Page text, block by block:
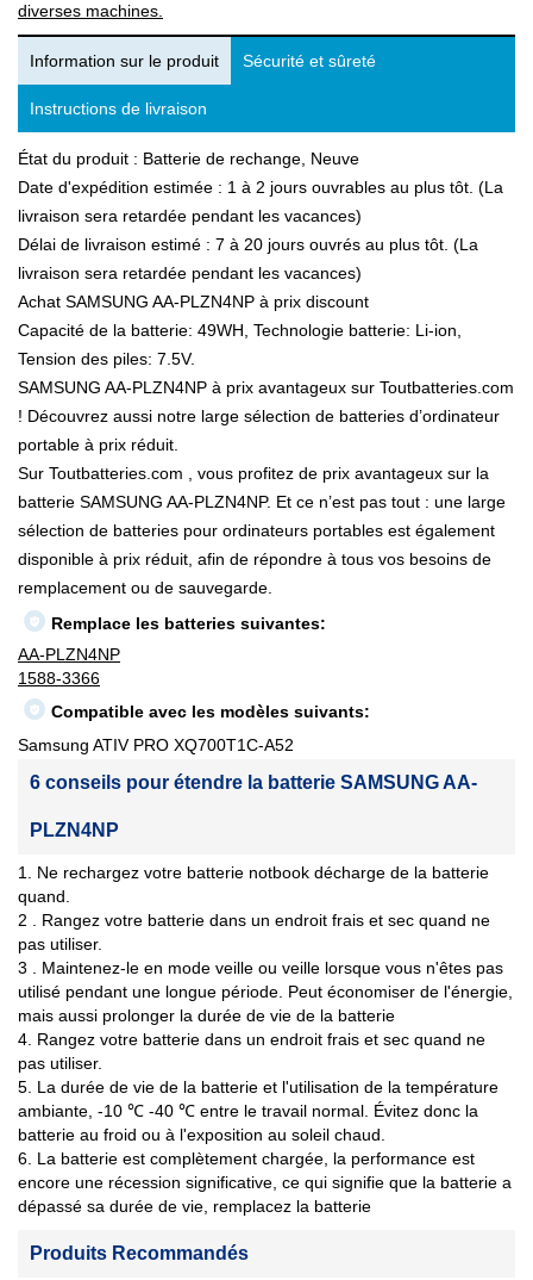
diverses machines.
Information sur le produit Sécurité et sûreté
Instructions de livraison
État du produit : Batterie de rechange, Neuve
Date d'expédition estimée : 1 à 2 jours ouvrables au plus tôt. (La
livraison sera retardée pendant les vacances)
Délai de livraison estimé : 7 à 20 jours ouvrés au plus tôt. (La
livraison sera retardée pendant les vacances)
Achat SAMSUNG AA-PLZN4NP à prix discount
Capacité de la batterie: 49WH, Technologie batterie: Li-ion,
Tension des piles: 7.5V.
SAMSUNG AA-PLZN4NP à prix avantageux sur Toutbatteries.com
! Découvrez aussi notre large sélection de batteries d’ordinateur
portable à prix réduit.
Sur Toutbatteries.com , vous profitez de prix avantageux sur la
batterie SAMSUNG AA-PLZN4NP. Et ce n’est pas tout : une large
sélection de batteries pour ordinateurs portables est également
disponible à prix réduit, afin de répondre à tous vos besoins de
remplacement ou de sauvegarde.
Remplace les batteries suivantes:
AA-PLZN4NP
1588-3366
Compatible avec les modèles suivants:
Samsung ATIV PRO XQ700T1C-A52
6 conseils pour étendre la batterie SAMSUNG AA-
PLZN4NP
1. Ne rechargez votre batterie notbook décharge de la batterie
quand.
2 . Rangez votre batterie dans un endroit frais et sec quand ne
pas utiliser.
3 . Maintenez-le en mode veille ou veille lorsque vous n'êtes pas
utilisé pendant une longue période. Peut économiser de l'énergie,
mais aussi prolonger la durée de vie de la batterie
4. Rangez votre batterie dans un endroit frais et sec quand ne
pas utiliser.
5. La durée de vie de la batterie et l'utilisation de la température
ambiante, -10 ℃ -40 ℃ entre le travail normal. Évitez donc la
batterie au froid ou à l'exposition au soleil chaud.
6. La batterie est complètement chargée, la performance est
encore une récession significative, ce qui signifie que la batterie a
dépassé sa durée de vie, remplacez la batterie
Produits Recommandés